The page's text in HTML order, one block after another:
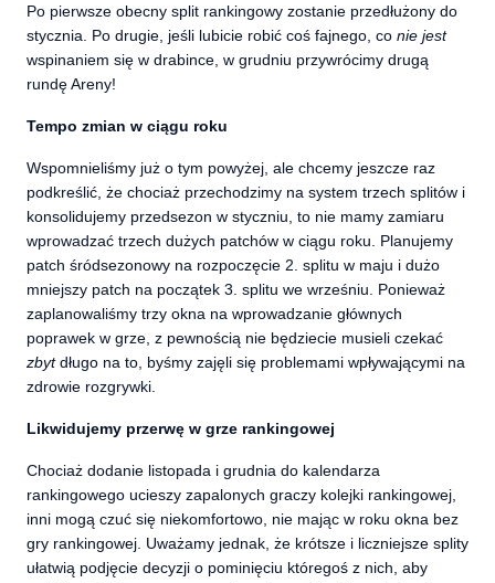
Po pierwsze obecny split rankingowy zostanie przedłużony do
stycznia. Po drugie, jeśli lubicie robić coś fajnego, co nie jest
wspinaniem się w drabince, w grudniu przywrócimy drugą
rundę Areny!
Tempo zmian w ciągu roku
Wspomnieliśmy już o tym powyżej, ale chcemy jeszcze raz
podkreślić, że chociaż przechodzimy na system trzech splitów i
konsolidujemy przedsezon w styczniu, to nie mamy zamiaru
wprowadzać trzech dużych patchów w ciągu roku. Planujemy
patch śródsezonowy na rozpoczęcie 2. splitu w maju i dużo
mniejszy patch na początek 3. splitu we wrześniu . Ponieważ
zaplanowaliśmy trzy okna na wprowadzanie głównych
poprawek w grze, z pewnością nie będziecie musieli czekać
zbytdługo na to, byśmy zajęli się problemami wpływającymi na
zdrowie rozgrywki.
Likwidujemy przerwę w grze rankingowej
Chociaż dodanie listopada i grudnia do kalendarza
rankingowego ucieszy zapalonych graczy kolejki rankingowej,
inni mogą czuć się niekomfortowo, nie mając w roku okna bez
gry rankingowej. Uważamy jednak, że krótsze i liczniejsze splity
ułatwią podjęcie decyzji o pominięciu któregoś z nich, aby